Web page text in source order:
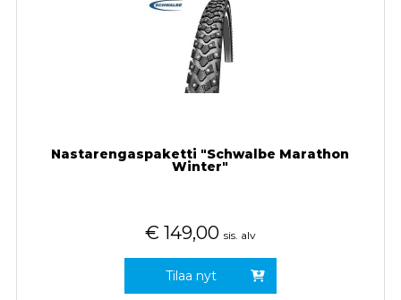
Nastarengaspaketti "Schwalbe Marathon
Winter"
€ 149,00 sis. alv
Tilaa nyt